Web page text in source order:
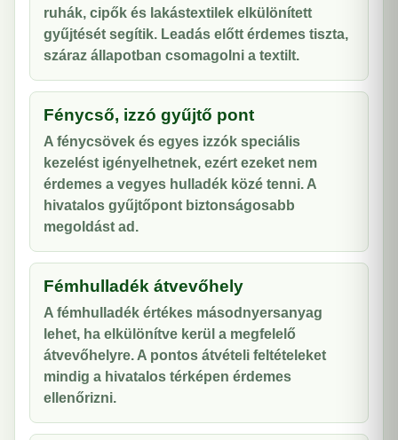
ruhák, cipők és lakástextilek elkülönített
gyűjtését segítik. Leadás előtt érdemes tiszta,
száraz állapotban csomagolni a textilt.
Fénycső, izzó gyűjtő pont
A fénycsövek és egyes izzók speciális
kezelést igényelhetnek, ezért ezeket nem
érdemes a vegyes hulladék közé tenni. A
hivatalos gyűjtőpont biztonságosabb
megoldást ad.
Fémhulladék átvevőhely
A fémhulladék értékes másodnyersanyag
lehet, ha elkülönítve kerül a megfelelő
átvevőhelyre. A pontos átvételi feltételeket
mindig a hivatalos térképen érdemes
ellenőrizni.